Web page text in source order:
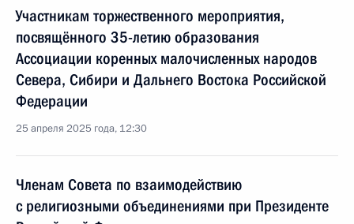
Участникам торжественного мероприятия,
посвящённого 35-летию образования
Ассоциации коренных малочисленных народов
Севера, Сибири и Дальнего Востока Российской
Федерации
25 апреля 2025 года, 12:30
Членам Совета по взаимодействию
с религиозными объединениями при Президенте